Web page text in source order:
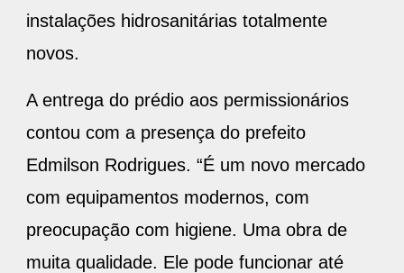
instalações hidrosanitárias totalmente
novos.
A entrega do prédio aos permissionários
contou com a presença do prefeito
Edmilson Rodrigues. “É um novo mercado
com equipamentos modernos, com
preocupação com higiene. Uma obra de
muita qualidade. Ele pode funcionar até